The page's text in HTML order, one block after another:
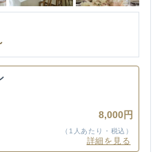
8,000円
（1人あたり・税込）
詳細を見る